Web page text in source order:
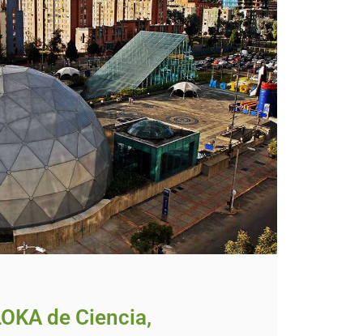
de Ciencia,